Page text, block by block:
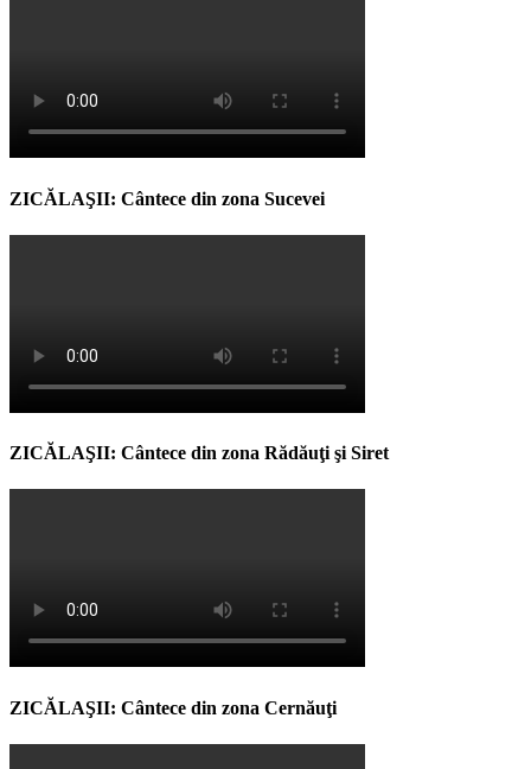
ZICĂLAŞII: Cântece din zona Sucevei
ZICĂLAŞII: Cântece din zona Rădăuţi şi Siret
ZICĂLAŞII: Cântece din zona Cernăuţi